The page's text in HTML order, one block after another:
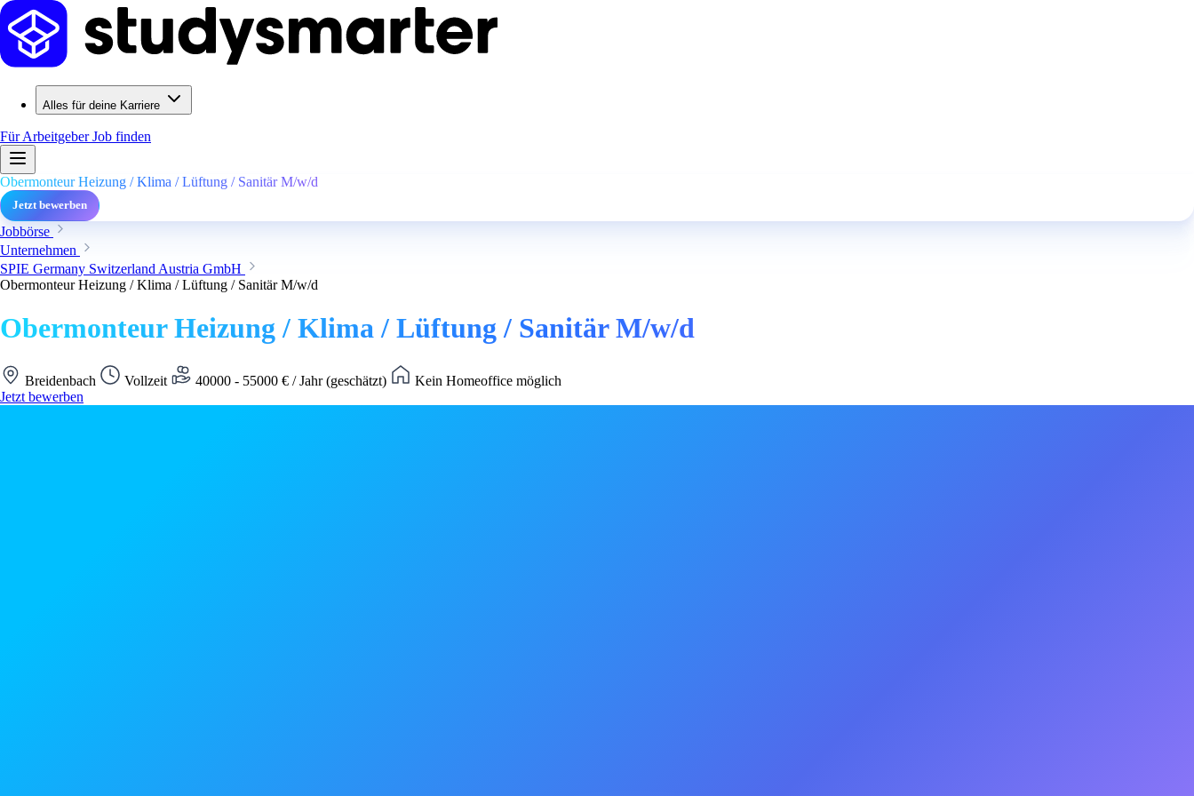
Alles für deine Karriere
Für ArbeitgeberJob finden
Obermonteur Heizung / Klima / Lüftung / Sanitär M/w/d
Jetzt bewerben
Jobbörse
Unternehmen
SPIE Germany Switzerland Austria GmbH
Obermonteur Heizung / Klima / Lüftung / Sanitär M/w/d
Obermonteur Heizung / Klima / Lüftung / Sanitär M/w/d
Breidenbach Vollzeit 40000 - 55000 € / Jahr (geschätzt)
Kein Homeoffice möglich
Jetzt bewerben